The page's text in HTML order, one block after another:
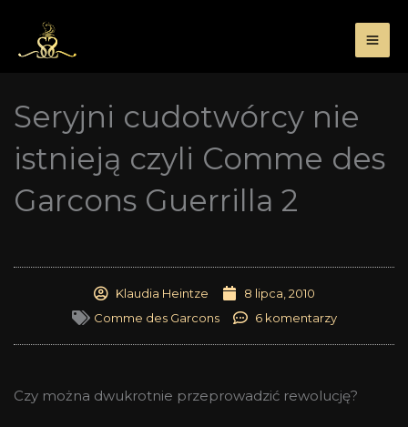
treści
Seryjni cudotwórcy nie
istnieją czyli Comme des
Garcons Guerrilla 2
Klaudia Heintze
8 lipca, 2010
Comme des Garcons
6 komentarzy
Czy można dwukrotnie przeprowadzić rewolucję?